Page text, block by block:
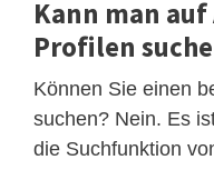
Kann man
Profilen
Können Sie einen
suchen? Nein. Es
die Suchfunktion